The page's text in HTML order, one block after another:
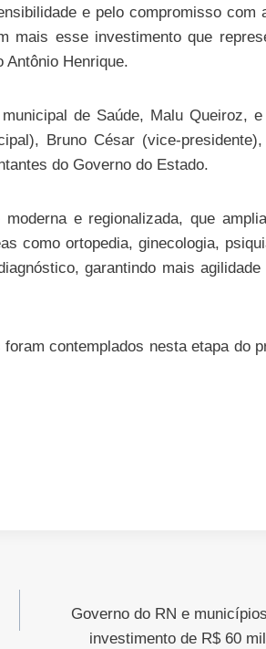
e pelo compromisso com
mais esse investimento que
Antônio Henrique.
de Saúde, Malu Queiroz,
Bruno César (vice-
do Governo do Estado.
e regionalizada, que
como ortopedia, ginecologia,
garantindo mais
contemplados nesta etapa do
Governo do RN e
investimento de R$ 60